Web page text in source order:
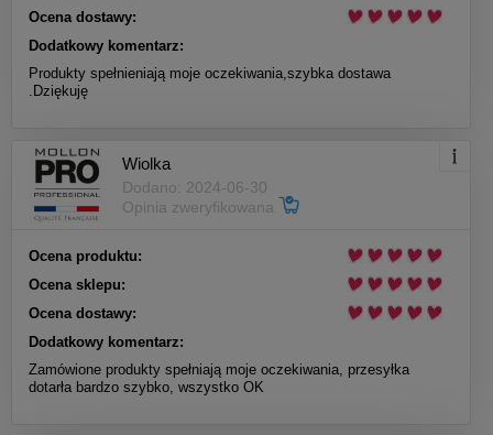
Ocena dostawy:
Dodatkowy komentarz:
Produkty spełnieniają moje oczekiwania,szybka dostawa
.Dziękuję
Wiolka
Dodano: 2024-06-30
Opinia zweryfikowana
Ocena produktu:
Ocena sklepu:
Ocena dostawy:
Dodatkowy komentarz:
Zamówione produkty spełniają moje oczekiwania, przesyłka
dotarła bardzo szybko, wszystko OK